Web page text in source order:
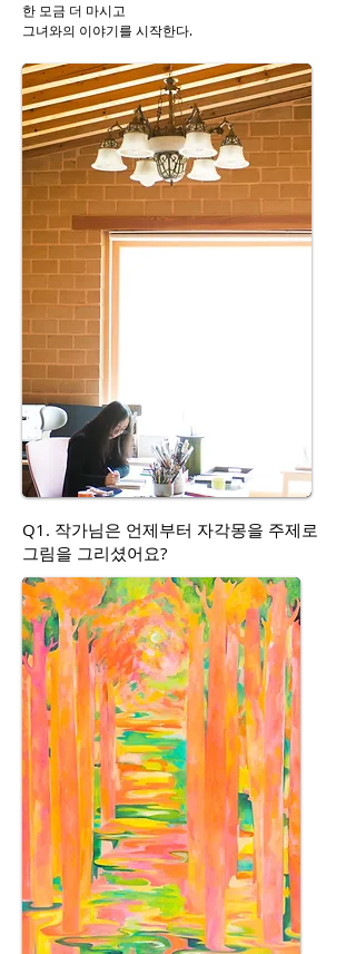
한 모금 더 마시고
그녀와의 이야기를 시작한다.
Q1. 작가님은 언제부터 자각몽을 주제로
그림을 그리셨어요?